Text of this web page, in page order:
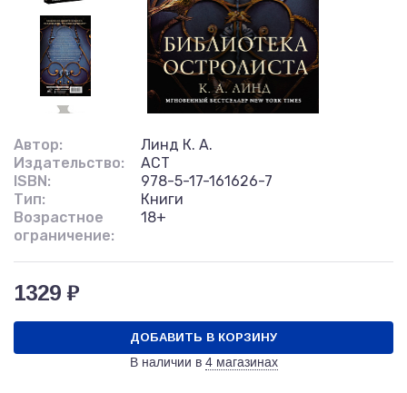
Автор:
Линд К. А.
Издательство:
АСТ
ISBN:
978-5-17-161626-7
Тип:
Книги
Возрастное
ограничение:
18+
1329 ₽
ДОБАВИТЬ В КОРЗИНУ
В наличии в 4 магазинах